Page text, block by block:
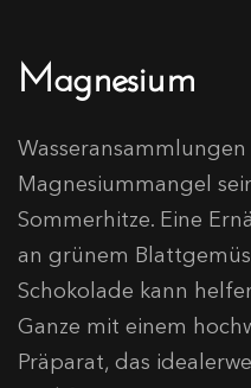
Magnesium
Magnesiummangel
Sommerhitze. Eine
an grünem
Schokolade kann
Ganze mit einem
Präparat, das